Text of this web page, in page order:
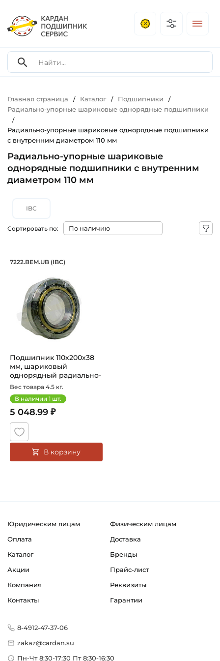
Главная страница / Каталог / Подшипники /
Радиально-упорные шариковые однорядные подшипники
/
Радиально-упорные шариковые однорядные подшипники
с внутренним диаметром 110 мм
Радиально-упорные шариковые
однорядные подшипники с внутренним
диаметром 110 мм
IBC
Сортировать по:
Подшипник 110х200х38 мм,
7222.BEM.UB (IBC)
Подшипник 110х200х38
мм, шариковый
однорядный радиально-
упорный на вал ...
Вес товара 4.5 кг.
В наличии 1 шт.
5 048.99 ₽
В корзину
Юридическим лицам
Физическим лицам
Оплата
Доставка
Каталог
Бренды
Акции
Прайс-лист
Компания
Реквизиты
Контакты
Гарантии
8-4912-47-37-06
zakaz@cardan.su
Пн-Чт 8:30-17:30 Пт 8:30-16:30